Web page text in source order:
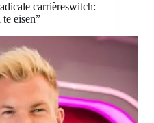
carrièreswitch:
eisen”